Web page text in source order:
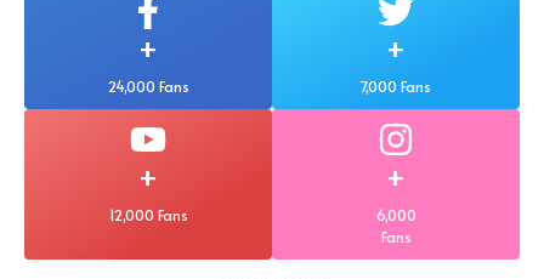
+
24,000 Fans
+
7,000 Fans
+
12,000 Fans
+
6,000
Fans